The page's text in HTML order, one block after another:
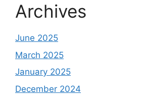
Archives
June 2025
March 2025
January 2025
December 2024